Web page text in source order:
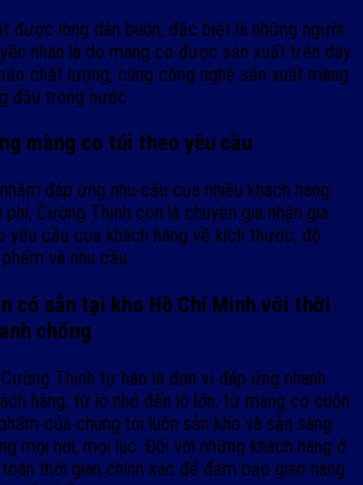
được lòng dân buôn, đặc biệt là những người
nhân là do màng co được sản xuất trên dây
chất lượng, cùng công nghệ sản xuất màng
đầu trong nước.
màng co túi theo yêu cầu
đáp ứng nhu cầu của nhiều khách hàng
Cường Thịnh còn là chuyên gia nhận gia
yêu cầu của khách hàng về kích thước, độ
và nhu cầu.
có sẵn tại kho Hồ Chí Minh với thời
chóng
Thịnh tự hào là đơn vị đáp ứng nhanh
hàng, từ lô nhỏ đến lô lớn, từ màng co cuộn
của chúng tôi luôn sẵn kho và sẵn sàng
mọi nơi, mọi lúc. Đối với những khách hàng ở
thời gian chính xác để đảm bảo giao hàng